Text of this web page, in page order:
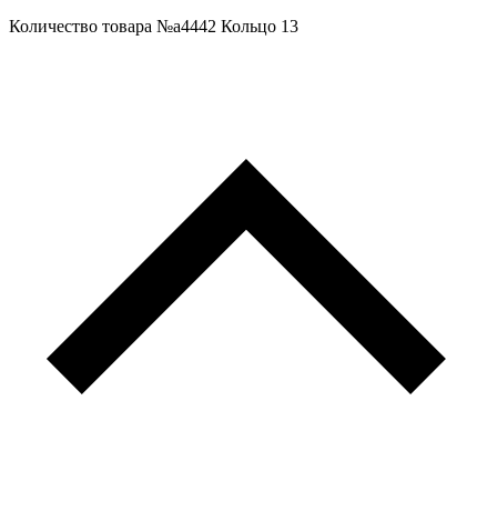
Количество товара №a4442 Кольцо 13